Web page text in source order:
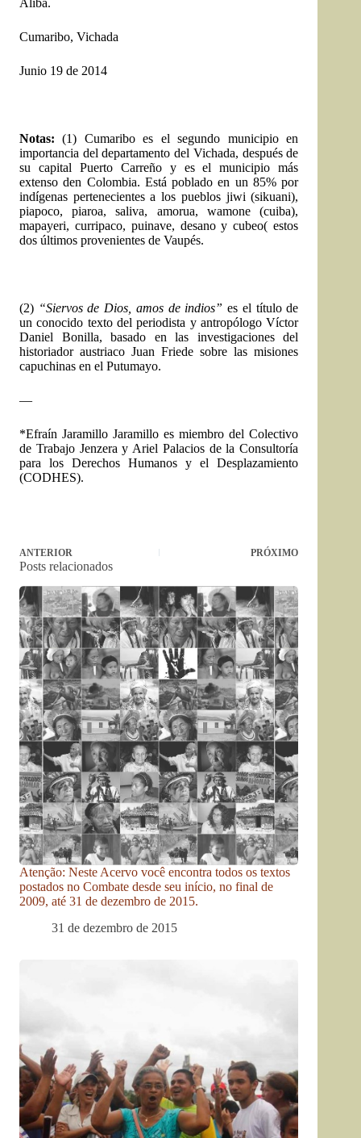
Aliba.
Cumaribo, Vichada
Junio 19 de 2014
Notas:(1) Cumaribo es el segundo municipio en
importancia del departamento del Vichada, después de
su capital Puerto Carreño y es el municipio más
extenso den Colombia. Está poblado en un 85% por
indígenas pertenecientes a los pueblos jiwi (sikuani),
piapoco, piaroa, saliva, amorua, wamone (cuiba),
mapayeri, curripaco, puinave, desano y cubeo( estos
dos últimos provenientes de Vaupés.
(2) “Siervos de Dios, amos de indios”es el título de
un conocido texto del periodista y antropólogo Víctor
Daniel Bonilla, basado en las investigaciones del
historiador austriaco Juan Friede sobre las misiones
capuchinas en el Putumayo.
—
*Efraín Jaramillo Jaramillo es miembro del Colectivo
de Trabajo Jenzera y Ariel Palacios de la Consultoría
para los Derechos Humanos y el Desplazamiento
(CODHES).
ANTERIOR PRÓXIMO
Posts relacionados
Atenção: Neste Acervo você encontra todos os textos
postados no Combate desde seu início, no final de
2009, até 31 de dezembro de 2015.
31 de dezembro de 2015